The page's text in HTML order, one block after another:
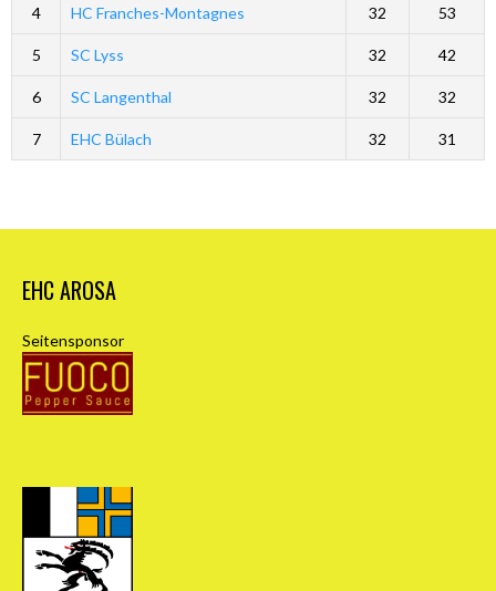
4 HC Franches-Montagnes 32 53
5 SC Lyss 32 42
6 SC Langenthal 32 32
7 EHC Bülach 32 31
EHC AROSA
Seitensponsor